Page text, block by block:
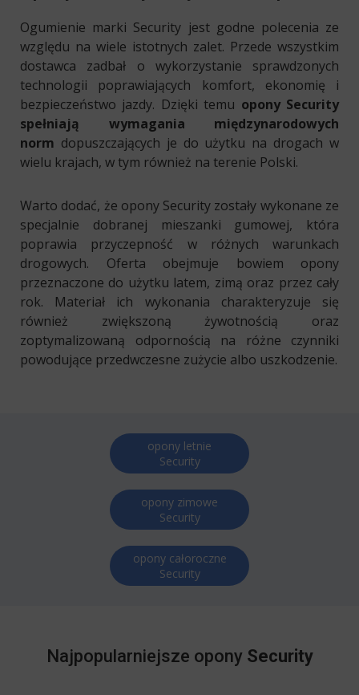
Ogumienie marki Security jest godne polecenia ze
względu na wiele istotnych zalet. Przede wszystkim
dostawca zadbał o wykorzystanie sprawdzonych
technologii poprawiających komfort, ekonomię i
bezpieczeństwo jazdy. Dzięki temu opony Security
spełniają wymagania międzynarodowych
norm dopuszczających je do użytku na drogach w
wielu krajach, w tym również na terenie Polski.
Warto dodać, że opony Security zostały wykonane ze
specjalnie dobranej mieszanki gumowej, która
poprawia przyczepność w różnych warunkach
drogowych. Oferta obejmuje bowiem opony
przeznaczone do użytku latem, zimą oraz przez cały
rok. Materiał ich wykonania charakteryzuje się
również zwiększoną żywotnością oraz
zoptymalizowaną odpornością na różne czynniki
powodujące przedwczesne zużycie albo uszkodzenie.
opony letnie
Security
opony zimowe
Security
opony całoroczne
Security
Najpopularniejsze opony Security